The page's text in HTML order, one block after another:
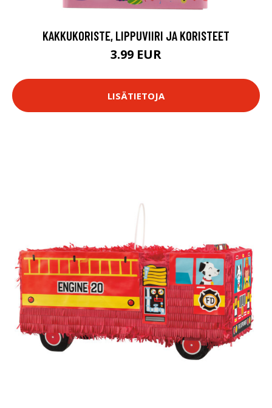
KAKKUKORISTE, LIPPUVIIRI JA KORISTEET
3.99 EUR
LISÄTIETOJA